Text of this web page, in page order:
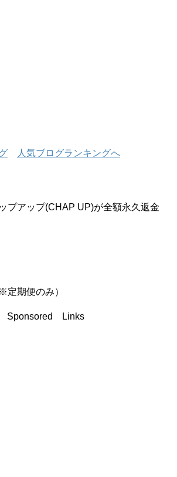
人気ブログランキングへ
プアップ(CHAP UP)が全額永久返金
定期便のみ）
Sponsored Links